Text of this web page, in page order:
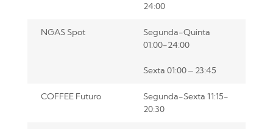
24:00
NGAS Spot
Segunda-Quinta
01:00-24:00
Sexta 01:00 – 23:45
COFFEE Futuro
Segunda-Sexta 11:15-
20:30